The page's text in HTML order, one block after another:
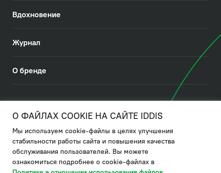
Вдохновение
Журнал
О бренде
Политика в отношении использования файлов cookies
Политика обработки ПДн
Политика в области управления цепочкой поставки
О ФАЙЛАХ COOKIE НА САЙТЕ IDDIS
Мы используем cookie-файлы в целях улучшения
стабильности работы сайта и повышения качества
обслуживания пользователей. Вы можете
ознакомиться подробнее о cookie-файлах в